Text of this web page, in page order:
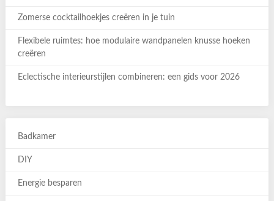
Zomerse cocktailhoekjes creëren in je tuin
Flexibele ruimtes: hoe modulaire wandpanelen knusse hoeken
creëren
Eclectische interieurstijlen combineren: een gids voor 2026
Badkamer
DIY
Energie besparen